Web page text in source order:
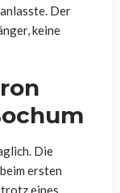
Der
keine
Die
ersten
eines